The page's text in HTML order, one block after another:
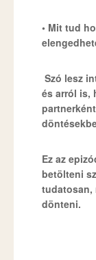
• Mit tud
Szó lesz
és arról is,
Ez az
betölteni
tudatosan,
dönteni.